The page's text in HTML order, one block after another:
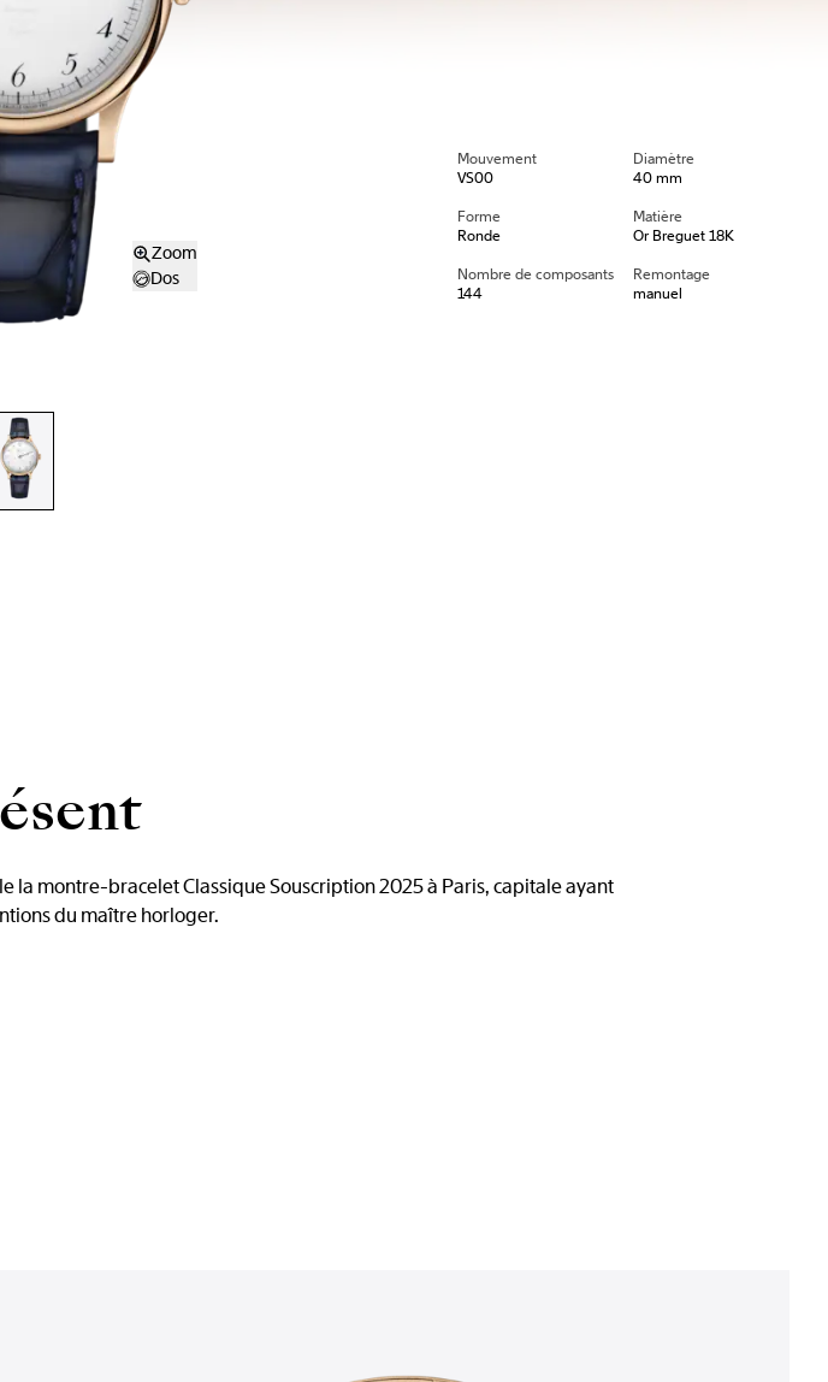
Zoom
Dos
Mouvement
VS00
Diamètre
40 mm
Forme
Ronde
Matière
Or Breguet 18K
Nombre de composants
144
Remontage
manuel
la montre-bracelet Classique Souscription 2025 à Paris, capitale ayant
du maître horloger.